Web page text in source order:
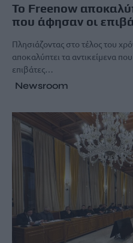
Το Freenow
που άφησαν οι
Πλησιάζοντας στο τέλος του
αποκαλύπτει τα αντικείμενα
επιβάτες…
Newsroom